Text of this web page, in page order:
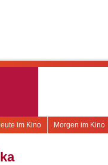
Morgen im Kino
im Kino